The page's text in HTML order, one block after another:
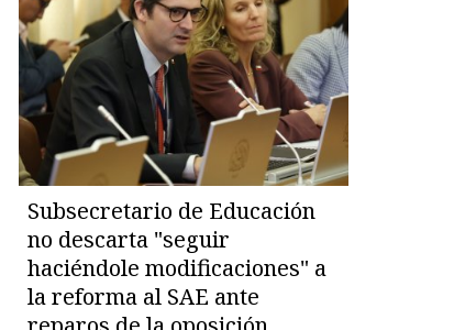
Subsecretario de Educación
no descarta "seguir
haciéndole modificaciones" a
la reforma al SAE ante